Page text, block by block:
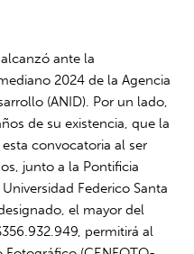
ante la
2024 de la Agencia
(ANID). Por un lado,
de su existencia, que la
convocatoria al ser
junto a la Pontificia
Federico Santa
el mayor del
permitirá al